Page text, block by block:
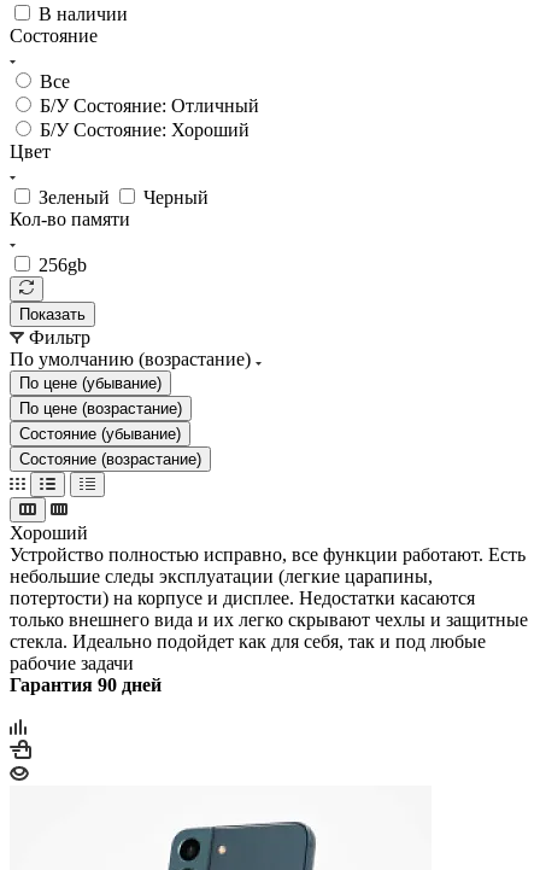
В наличии
Состояние
Все
Б/У Состояние: Отличный
Б/У Состояние: Хороший
Цвет
Зеленый
Черный
Кол-во памяти
256gb
Показать
Фильтр
По умолчанию (возрастание)
По цене (убывание)
По цене (возрастание)
Состояние (убывание)
Состояние (возрастание)
Хороший
Устройство полностью исправно, все функции работают. Есть
небольшие следы эксплуатации (легкие царапины,
потертости) на корпусе и дисплее. Недостатки касаются
только внешнего вида и их легко скрывают чехлы и защитные
стекла. Идеально подойдет как для себя, так и под любые
рабочие задачи
Гарантия 90 дней